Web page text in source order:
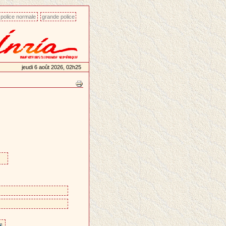
police normale grande police
jeudi 6 août 2026, 02h25